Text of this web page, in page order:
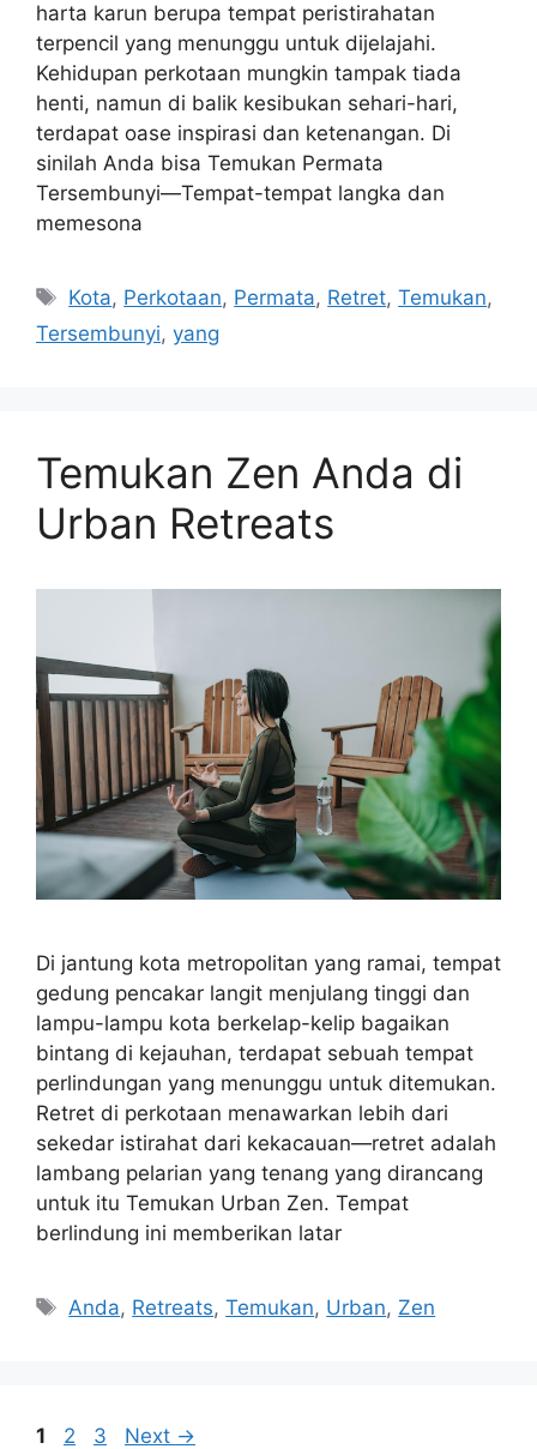
harta karun berupa tempat peristirahatan
terpencil yang menunggu untuk dijelajahi.
Kehidupan perkotaan mungkin tampak tiada
henti, namun di balik kesibukan sehari-hari,
terdapat oase inspirasi dan ketenangan. Di
sinilah Anda bisa Temukan Permata
Tersembunyi—Tempat-tempat langka dan
memesona
Tags
Kota, Perkotaan, Permata, Retret,Temukan,
Tersembunyi, yang
Temukan Zen Anda di
Urban Retreats
Di jantung kota metropolitan yang ramai, tempat
gedung pencakar langit menjulang tinggi dan
lampu-lampu kota berkelap-kelip bagaikan
bintang di kejauhan, terdapat sebuah tempat
perlindungan yang menunggu untuk ditemukan.
Retret di perkotaan menawarkan lebih dari
sekedar istirahat dari kekacauan—retret adalah
lambang pelarian yang tenang yang dirancang
untuk itu Temukan Urban Zen. Tempat
berlindung ini memberikan latar
Tags
Anda, Retreats,Temukan, Urban, Zen
Page
1 Page
2 Page
3 Next →